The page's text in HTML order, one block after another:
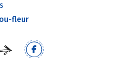
fleur